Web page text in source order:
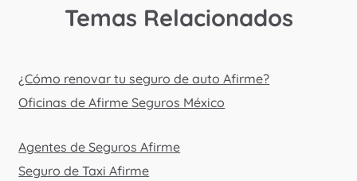
Temas Relacionados
¿Cómo renovar tu seguro de auto Afirme?
Oficinas de Afirme Seguros México
Agentes de Seguros Afirme
Seguro de Taxi Afirme